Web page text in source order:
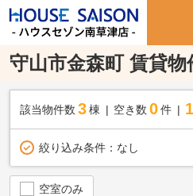
守山市金森町 賃貸物
該当物件数 3棟 空き数 0 件
絞り込み条件： なし
空室のみ